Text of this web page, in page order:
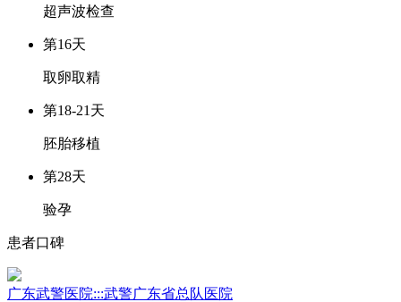
超声波检查
第16天
取卵取精
第18-21天
胚胎移植
第28天
验孕
患者口碑
广东武警医院:::武警广东省总队医院